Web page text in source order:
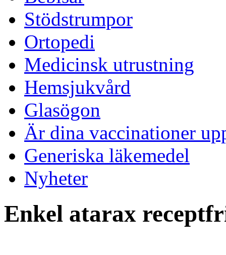
Stödstrumpor
Ortopedi
Medicinsk utrustning
Hemsjukvård
Glasögon
Är dina vaccinationer
Generiska läkemedel
Nyheter
Enkel atarax